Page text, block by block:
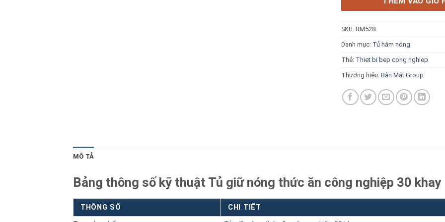
Báo giá miễn phí →
SKU: BM528
Danh mục: Tủ hâm nóng
Thẻ: Thiet bi bep cong nghiep
Thương hiệu: Bàn Mát Group
MÔ TẢ
Bảng thông số kỹ thuật Tủ giữ nóng thức ăn công nghiệp 30 khay
THÔNG SỐ
CHI TIẾT